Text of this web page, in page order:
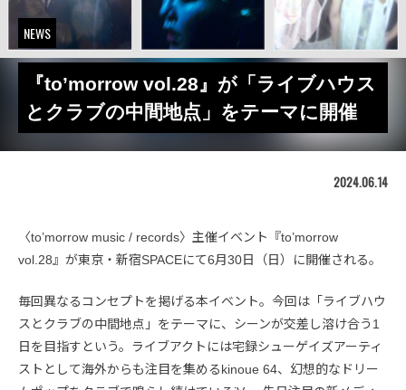
NEWS
『to’morrow vol.28』が「ライブハウス
とクラブの中間地点」をテーマに開催
2024.06.14
〈to’morrow music / records〉主催イベント『to’morrow
vol.28』が東京・新宿SPACEにて6月30日（日）に開催される。
毎回異なるコンセプトを掲げる本イベント。今回は「ライブハウ
スとクラブの中間地点」をテーマに、シーンが交差し溶け合う1
日を目指すという。ライブアクトには宅録シューゲイズアーティ
ストとして海外からも注目を集めるkinoue 64、幻想的なドリー